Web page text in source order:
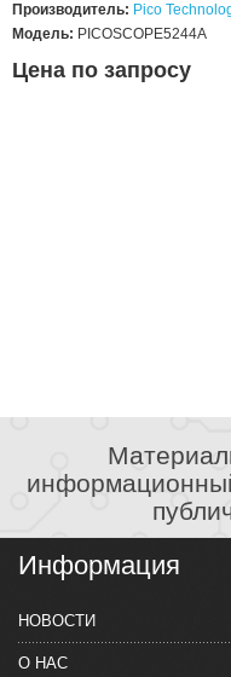
Производитель: Pico
Модель: PICOSCOPE5244A
Цена по запросу
Информация
НОВОСТИ
О НАС